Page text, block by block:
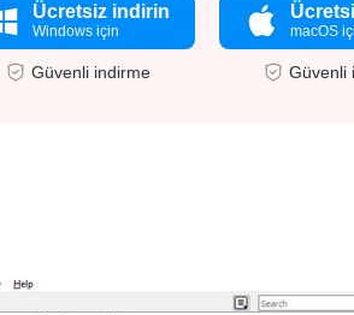
Ücretsiz indirin
Windows için
Güvenli indirme
macOS
Güvenli